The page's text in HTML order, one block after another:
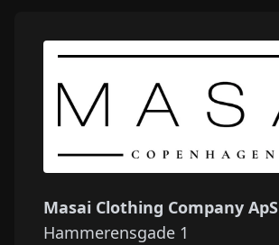
Masai Clothing Company ApS
Hammerensgade 1